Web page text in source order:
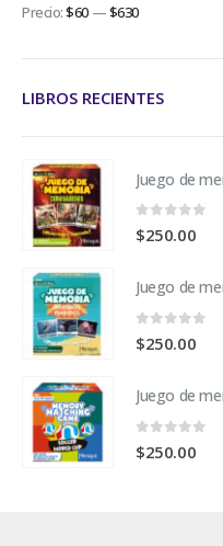
Precio:$60 —$630
LIBROS RECIENTES
Juego de
0
$250.00
Juego de
0
$250.00
Juego de
0
$250.00